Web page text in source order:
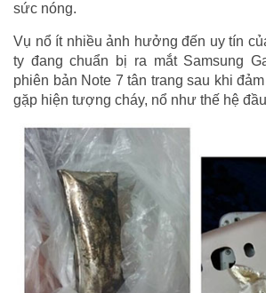
sức nóng.
Vụ nổ ít nhiều ảnh hưởng đến uy tín
ty đang chuẩn bị ra mắt Samsung
phiên bản Note 7 tân trang sau khi
gặp hiện tượng cháy, nổ như thế hệ